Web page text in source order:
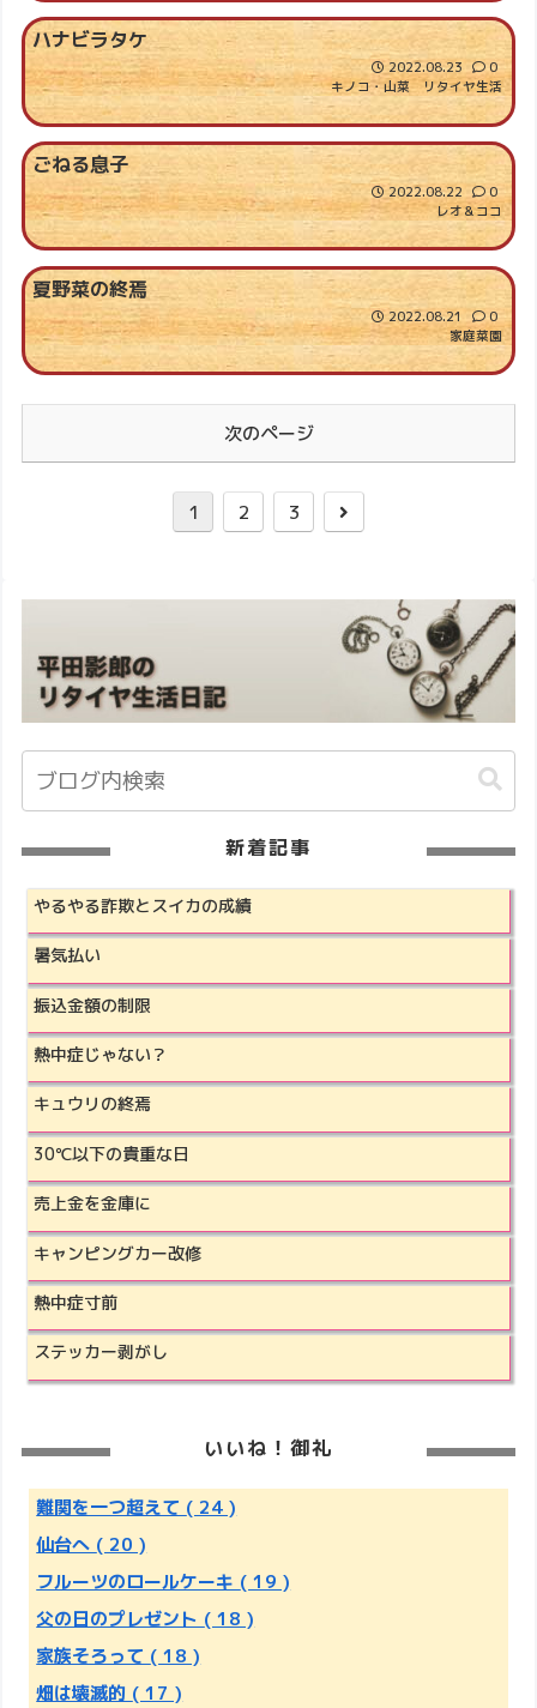
ハナビラタケ
2022.08.23
0
キノコ・山菜
リタイヤ生活
ごねる息子
2022.08.22
0
レオ＆ココ
夏野菜の終焉
2022.08.21
0
家庭菜園
次のページ
1 2 3
新着記事
やるやる詐欺とスイカの成績
暑気払い
振込金額の制限
熱中症じゃない？
キュウリの終焉
30℃以下の貴重な日
売上金を金庫に
キャンピングカー改修
熱中症寸前
ステッカー剥がし
いいね！御礼
難関を一つ超えて ( 24 )
仙台へ ( 20 )
フルーツのロールケーキ ( 19 )
父の日のプレゼント ( 18 )
家族そろって ( 18 )
畑は壊滅的 ( 17 )